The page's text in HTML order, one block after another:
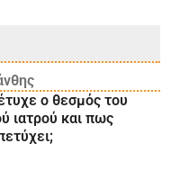
ο θεσμός του
ιατρού και πως